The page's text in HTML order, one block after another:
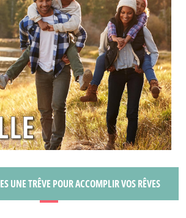
UNE TRÊVE POUR ACCOMPLIR VOS RÊVES